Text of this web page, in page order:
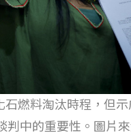
燃料淘汰時程，但
判中的重要性。圖片